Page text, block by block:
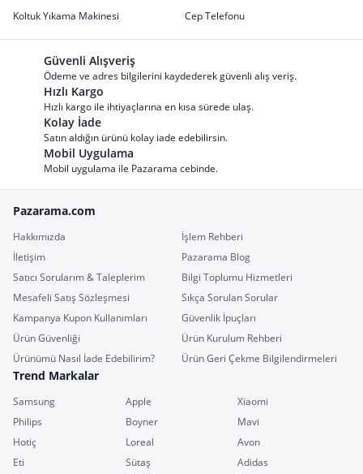
Koltuk Yıkama Makinesi
Cep Telefonu
Güvenli Alışveriş
Ödeme ve adres bilgilerini kaydederek güvenli alış veriş.
Hızlı Kargo
Hızlı kargo ile ihtiyaçlarına en kısa sürede ulaş.
Kolay İade
Satın aldığın ürünü kolay iade edebilirsin.
Mobil Uygulama
Mobil uygulama ile Pazarama cebinde.
Pazarama.com
Hakkımızda
İşlem Rehberi
İletişim
Pazarama Blog
Satıcı Sorularım & Taleplerim
Bilgi Toplumu Hizmetleri
Mesafeli Satış Sözleşmesi
Sıkça Sorulan Sorular
Kampanya Kupon Kullanımları
Güvenlik İpuçları
Ürün Güvenliği
Ürün Kurulum Rehberi
Ürünümü Nasıl İade Edebilirim?
Ürün Geri Çekme Bilgilendirmeleri
Trend Markalar
Samsung Apple
Xiaomi
Philips
Boyner
Mavi
Hotiç
Loreal
Avon
Eti
Sütaş
Adidas